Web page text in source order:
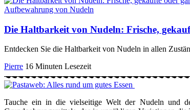
Aufbewahrung von Nudeln
Die Haltbarkeit von Nudeln: Frische,
Entdecken Sie die Haltbarkeit von Nudeln in allen
Pierre 16 Minuten Lesezeit
Tauche ein in die vielseitige Welt der Nudeln und